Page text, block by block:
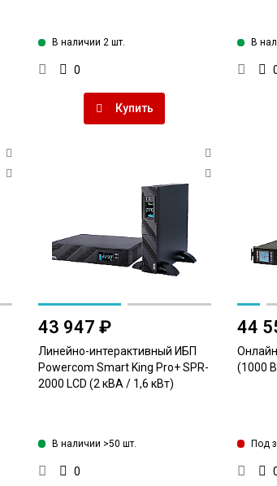
В наличии 2 шт.
0
Купить
В
43 947 ₽
Линейно-интерактивный ИБП
Powercom Smart King Pro+ SPR-
2000 LCD (2 кВА / 1,6 кВт)
В наличии >50 шт.
0
44
(1000
Под